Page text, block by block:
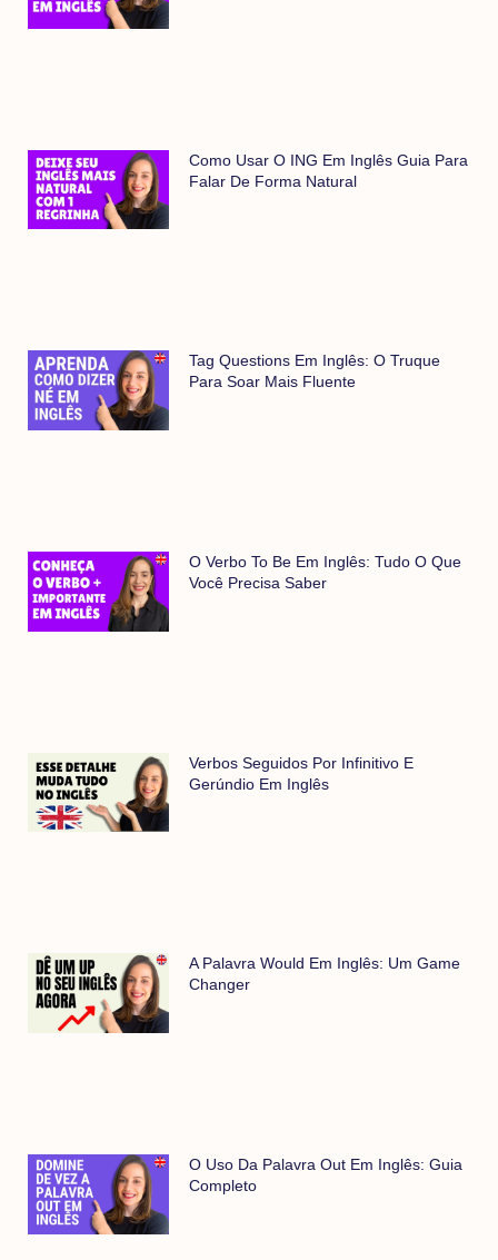
Como Usar O ING Em Inglês Guia Para
Falar De Forma Natural
Tag Questions Em Inglês: O Truque
Para Soar Mais Fluente
O Verbo To Be Em Inglês: Tudo O Que
Você Precisa Saber
Verbos Seguidos Por Infinitivo E
Gerúndio Em Inglês
A Palavra Would Em Inglês: Um Game
Changer
O Uso Da Palavra Out Em Inglês: Guia
Completo